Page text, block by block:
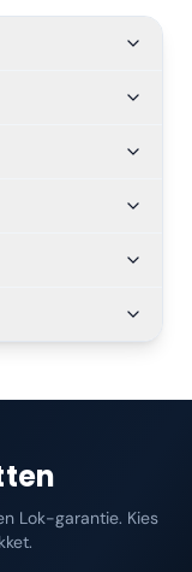
Lok-garantie. Kies